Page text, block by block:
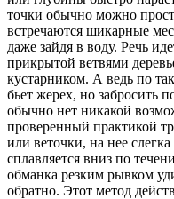
точки обычно можно
встречаются шикарные
даже зайдя в воду. Речь
прикрытой ветвями
кустарником. А ведь по
бьет жерех, но забросить
обычно нет никакой
проверенный практикой
или веточки, на нее
сплавляется вниз по
обманка резким рывком
обратно. Этот метод